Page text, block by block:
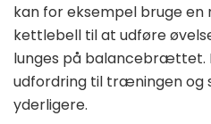
kan for eksempel bruge en
kettlebell til at udføre
lunges på balancebrættet.
udfordring til træningen og
yderligere.